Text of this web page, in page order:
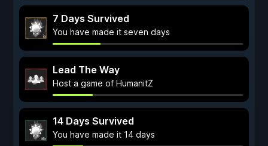
7 Days Survived
You have made it seven days
Lead The Way
Host a game of HumanitZ
14 Days Survived
You have made it 14 days